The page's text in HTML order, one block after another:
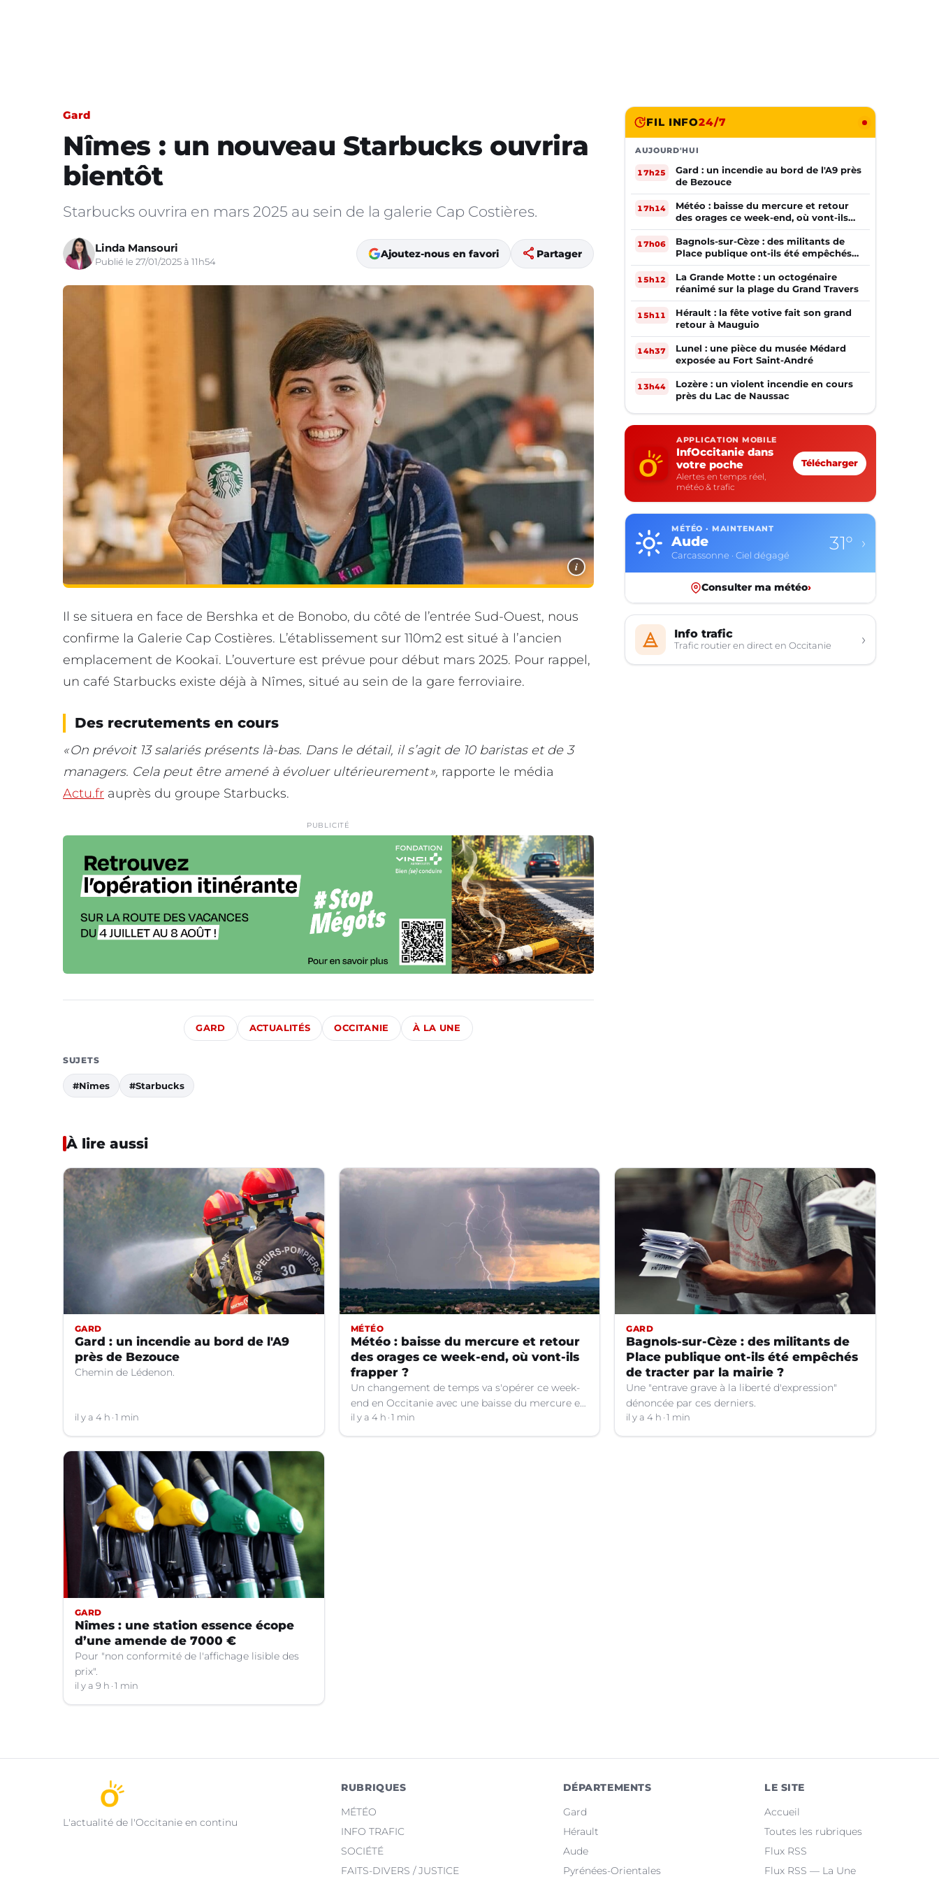
Gard
Nîmes : un nouveau Starbucks ouvrira
bientôt
Starbucks ouvrira en mars 2025 au sein de la galerie Cap Costières.
Linda Mansouri
Publié le 27/01/2025 à 11h54
Ajoutez-nous en favori share Partager
i
Il se situera en face de Bershka et de Bonobo, du côté de l’entrée Sud-Ouest, nous
confirme la Galerie Cap Costières. L’établissement sur 110m2 est situé à l’ancien
emplacement de Kookaï. L’ouverture est prévue pour début mars 2025. Pour rappel,
un café Starbucks existe déjà à Nîmes, situé au sein de la gare ferroviaire.
Des recrutements en cours
« On prévoit 13 salariés présents là-bas. Dans le détail, il s’agit de 10 baristas et de 3
managers. Cela peut être amené à évoluer ultérieurement », rapporte le média
Actu.fr auprès du groupe Starbucks.
PUBLICITÉ
GARD ACTUALITÉS OCCITANIE À LA UNE
SUJETS
#Nîmes #Starbucks
FIL INFO24/7
AUJOURD'HUI
17h25
Gard : un incendie au bord de l'A9 près
de Bezouce
17h14
Météo : baisse du mercure et retour
des orages ce week-end, où vont-ils
frapper ?
17h06
Bagnols-sur-Cèze : des militants de
Place publique ont-ils été empêchés
de tracter par la mairie ?
15h12
La Grande Motte : un octogénaire
réanimé sur la plage du Grand Travers
15h11
Hérault : la fête votive fait son grand
retour à Mauguio
14h37
Lunel : une pièce du musée Médard
exposée au Fort Saint-André
13h44
Lozère : un violent incendie en cours
près du Lac de Naussac
APPLICATION MOBILE
InfOccitanie dans
votre poche
Alertes en temps réel,
météo & trafic
Télécharger
MÉTÉO · MAINTENANT
Aude
Carcassonne · Ciel dégagé
31° ›
Consulter ma météo›
Info trafic
Trafic routier en direct en Occitanie ›
À lire aussi
GARD
Gard : un incendie au bord de l'A9
près de Bezouce
Chemin de Lédenon.
il y a 4 h 1 min
MÉTÉO
Météo : baisse du mercure et retour
des orages ce week-end, où vont-ils
frapper ?
Un changement de temps va s'opérer ce week-
end en Occitanie avec une baisse du mercure et
le retour d'orages dans certains départements.
il y a 4 h 1 min
GARD
Bagnols-sur-Cèze : des militants de
Place publique ont-ils été empêchés
de tracter par la mairie ?
Une "entrave grave à la liberté d'expression"
dénoncée par ces derniers.
il y a 4 h 1 min
GARD
Nîmes : une station essence écope
d’une amende de 7000 €
Pour "non conformité de l'affichage lisible des
prix".
il y a 9 h 1 min
L'actualité de l'Occitanie en continu
RUBRIQUES
MÉTÉO
INFO TRAFIC
SOCIÉTÉ
FAITS-DIVERS / JUSTICE
DÉPARTEMENTS
Gard
Hérault
Aude
Pyrénées-Orientales
LE SITE
Accueil
Toutes les rubriques
Flux RSS
Flux RSS — La Une